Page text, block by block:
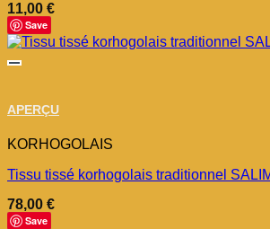
11,00 €
Save
APERÇU
KORHOGOLAIS
Tissu tissé korhogolais traditionnel
78,00 €
Save